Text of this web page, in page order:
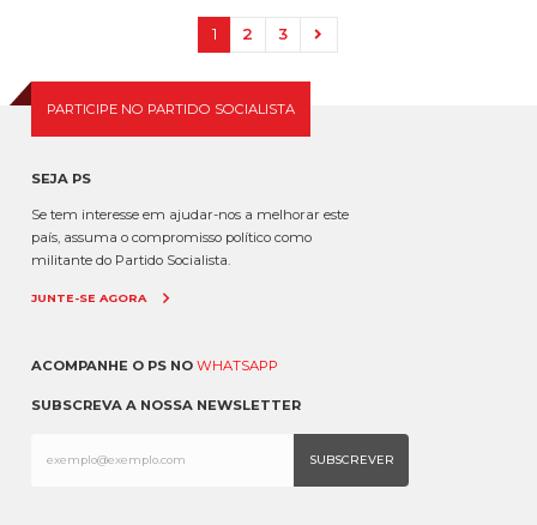
1 2 3
PARTICIPE NO PARTIDO SOCIALISTA
SEJA PS
Se tem interesse em ajudar-nos a melhorar este
país, assuma o compromisso político como
militante do Partido Socialista.
JUNTE-SE AGORA
ACOMPANHE O PS NO WHATSAPP
SUBSCREVA A NOSSA NEWSLETTER